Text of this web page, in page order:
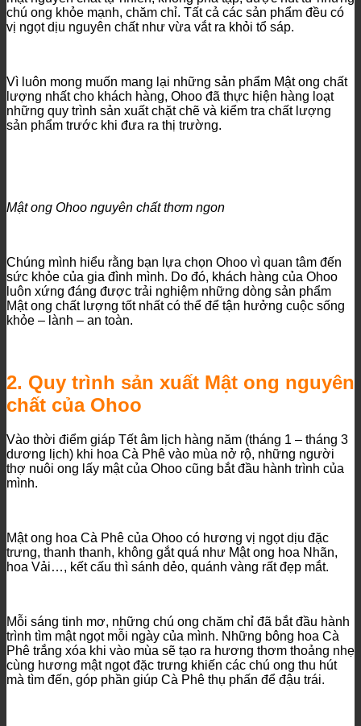
chú ong khỏe mạnh, chăm chỉ. Tất cả các sản phẩm đều có
vị ngọt dịu nguyên chất như vừa vắt ra khỏi tổ sáp.
Vì luôn mong muốn mang lại những sản phẩm Mật ong chất
lượng nhất cho khách hàng, Ohoo đã thực hiện hàng loạt
những quy trình sản xuất chặt chẽ và kiểm tra chất lượng
sản phẩm trước khi đưa ra thị trường.
Mật ong Ohoo nguyên chất thơm ngon
Chúng mình hiểu rằng bạn lựa chọn Ohoo vì quan tâm đến
sức khỏe của gia đình mình. Do đó, khách hàng của Ohoo
luôn xứng đáng được trải nghiệm những dòng sản phẩm
Mật ong chất lượng tốt nhất có thể để tận hưởng cuộc sống
khỏe – lành – an toàn.
2. Quy trình sản xuất Mật ong nguyên
chất của Ohoo
Vào thời điểm giáp Tết âm lịch hàng năm (tháng 1 – tháng 3
dương lịch) khi hoa Cà Phê vào mùa nở rộ, những người
thợ nuôi ong lấy mật của Ohoo cũng bắt đầu hành trình của
mình.
Mật ong hoa Cà Phê của Ohoo có hương vị ngọt dịu đặc
trưng, thanh thanh, không gắt quá như Mật ong hoa Nhãn,
hoa Vải…, kết cấu thì sánh dẻo, quánh vàng rất đẹp mắt.
Mỗi sáng tinh mơ, những chú ong chăm chỉ đã bắt đầu hành
trình tìm mật ngọt mỗi ngày của mình. Những bông hoa Cà
Phê trắng xóa khi vào mùa sẽ tạo ra hương thơm thoảng nhẹ
cùng hương mật ngọt đặc trưng khiến các chú ong thu hút
mà tìm đến, góp phần giúp Cà Phê thụ phấn để đậu trái.